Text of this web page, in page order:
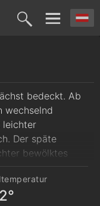
10. Aug. 11. Aug.
bedeckt. Ab
wechselnd
leichter
Der späte
bewölktes
bis zum
28 Grad. Es